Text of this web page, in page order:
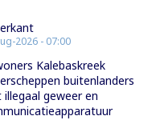
2026 - 07:00
Kalebaskreek
buitenlanders
geweer en